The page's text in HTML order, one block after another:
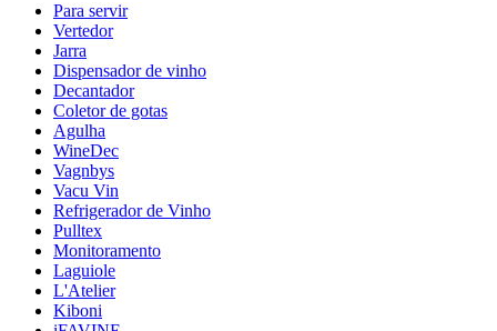
Dimensões (LxAxP cm)
Peso (kg)
Altura (cm)27
Largura (cm)
profundidade (cm)
vidro
vidroGarrafa, Copo de cristal
tipo de vidroDecantador, Jarra de vinho
wine glasses
Status When Soldout
Para servir
Vertedor
Jarra
Dispensador de vinho
Decantador
Coletor de gotas
Agulha
WineDec
Vagnbys
Vacu Vin
Refrigerador de Vinho
Pulltex
Monitoramento
Laguiole
L'Atelier
Kiboni